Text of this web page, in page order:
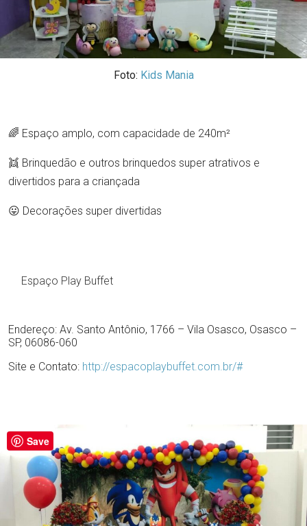
Foto: Kids Mania
🌈 Espaço amplo, com capacidade de 240m²
👯 Brinquedão e outros brinquedos super atrativos e
divertidos para a criançada
😛 Decorações super divertidas
Espaço Play Buffet
Endereço: Av. Santo Antônio, 1766 – Vila Osasco, Osasco –
SP, 06086-060
Site e Contato: http://espacoplaybuffet.com.br/#
Save